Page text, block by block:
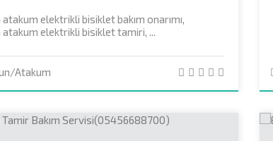
elektrikli bisiklet bakım onarımı,
atakum elektrikli bisiklet tamiri, ...
Atakum